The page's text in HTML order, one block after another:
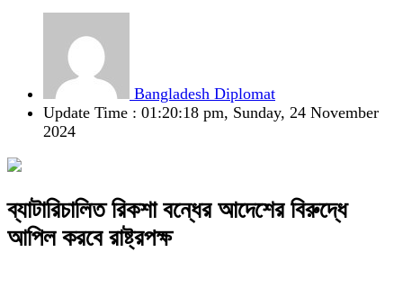
Bangladesh Diplomat
Update Time : 01:20:18 pm, Sunday, 24 November
2024
ব্যাটারিচালিত রিকশা বন্ধের আদেশের বিরুদ্ধে
আপিল করবে রাষ্ট্রপক্ষ